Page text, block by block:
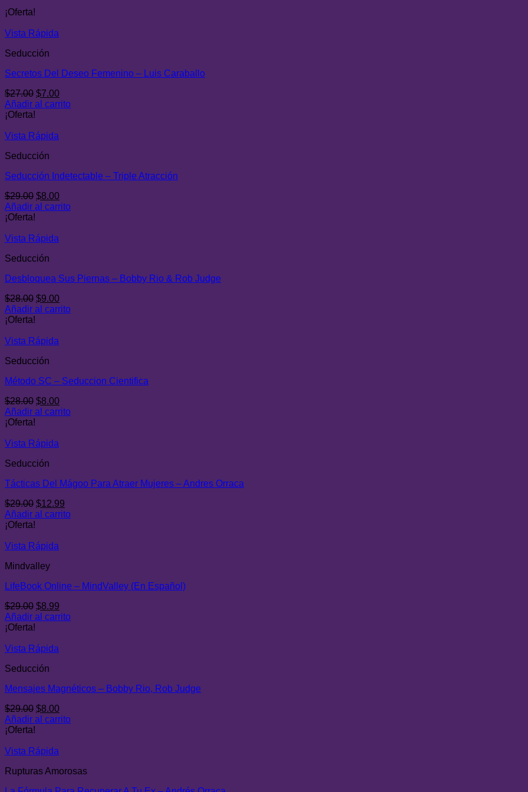
¡Oferta!
Vista Rápida
Seducción
Secretos Del Deseo Femenino – Luis Caraballo
$27.00 El
precio
$27.00.
$7.00El
precio
Añadir al carrito
¡Oferta!
Vista Rápida
Seducción
Seducción Indetectable – Triple Atracción
$29.00 El
precio
$29.00.
$8.00El
precio
Añadir al carrito
¡Oferta!
Vista Rápida
Seducción
Desbloquea Sus Piernas – Bobby Rio & Rob Judge
$28.00 El
precio
$28.00.
$9.00El
precio
Añadir al carrito
¡Oferta!
Vista Rápida
Seducción
Método SC – Seduccion Cientifica
$28.00 El
precio
$28.00.
$8.00El
precio
Añadir al carrito
¡Oferta!
Vista Rápida
Seducción
Tácticas Del Mágoo Para Atraer Mujeres – Andres Orraca
$29.00 El
precio
$29.00.
$12.99
precio
Añadir al carrito
¡Oferta!
Vista Rápida
Mindvalley
LifeBook Online – MindValley (En Español)
$29.00 El
precio
$29.00.
$8.99
precio
Añadir al carrito
¡Oferta!
Vista Rápida
Seducción
Mensajes Magnéticos – Bobby Rio, Rob Judge
$29.00 El
precio
$29.00.
$8.00El
precio
Añadir al carrito
¡Oferta!
Vista Rápida
Rupturas Amorosas